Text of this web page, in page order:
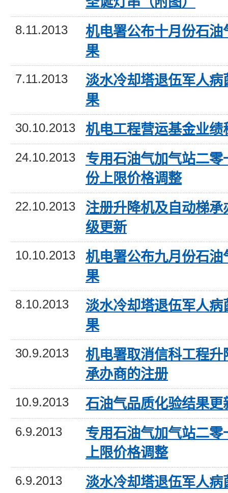
8.11.2013
机电署公布十月份石油
果
7.11.2013
淡水冷却塔退伍军人病
果
30.10.2013 机电工程营运基金业绩
24.10.2013
专用石油气加气站二零
份上限价格调整
22.10.2013
注册升降机及自动梯承
级更新
10.10.2013
机电署公布九月份石油
果
8.10.2013
淡水冷却塔退伍军人病
果
30.9.2013
机电署取消信科工程升
承办商的注册
10.9.2013 石油气品质化验结果更
6.9.2013
专用石油气加气站二零
上限价格调整
6.9.2013
淡水冷却塔退伍军人病